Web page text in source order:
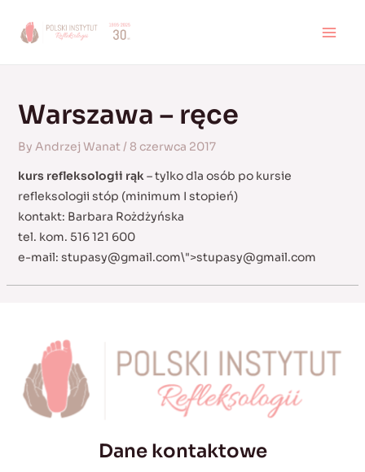
Warszawa – ręce
By Andrzej Wanat/ 8 czerwca 2017
kurs refleksologii rąk– tylko dla osób po kursie
refleksologii stóp (minimum I stopień)
kontakt: Barbara Rożdżyńska
tel. kom. 516 121 600
e-mail: stupasy@gmail.com\">stupasy@gmail.com
Dane kontaktowe